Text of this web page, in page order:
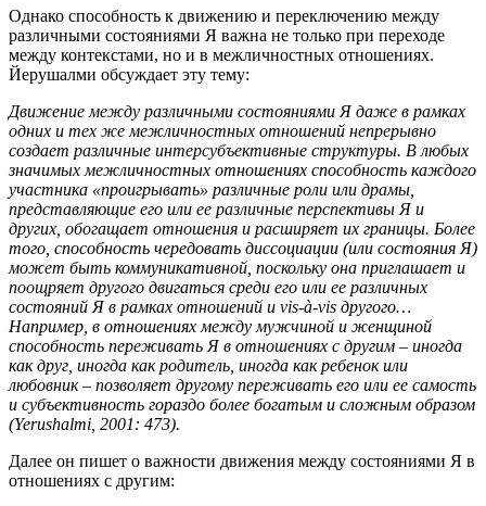
Однако способность к движению и переключению между
различными состояниями Я важна не только при переходе
между контекстами, но и в межличностных отношениях.
Йерушалми обсуждает эту тему:
Движение между различными состояниями Я даже в рамках
одних и тех же межличностных отношений непрерывно
создает различные интерсубъективные структуры. В любых
значимых межличностных отношениях способность каждого
участника «проигрывать» различные роли или драмы,
представляющие его или ее различные перспективы Я и
других, обогащает отношения и расширяет их границы. Более
того, способность чередовать диссоциации (или состояния Я)
может быть коммуникативной, поскольку она приглашает и
поощряет другого двигаться среди его или ее различных
состояний Я в рамках отношений и vis-à-vis другого…
Например, в отношениях между мужчиной и женщиной
способность переживать Я в отношениях с другим – иногда
как друг, иногда как родитель, иногда как ребенок или
любовник – позволяет другому переживать его или ее самость
и субъективность гораздо более богатым и сложным образом
(Yerushalmi, 2001: 473).
Далее он пишет о важности движения между состояниями Я в
отношениях с другим: